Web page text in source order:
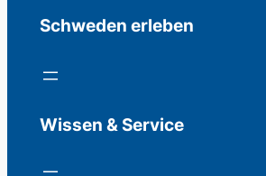
Schweden erleben
Wissen & Service